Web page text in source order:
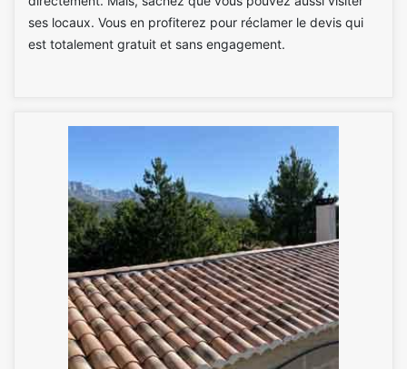
ses locaux. Vous en profiterez pour réclamer le devis qui
est totalement gratuit et sans engagement.